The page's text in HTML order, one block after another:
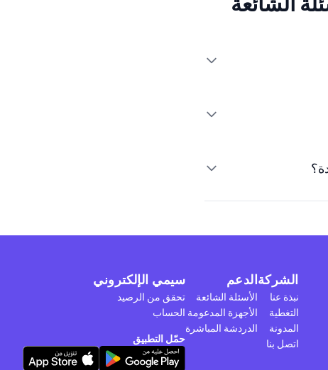
الشركة
نبذة عنا
التغطية
المدونة
اتصل بنا
الدعم
الأسئلة الشائعة
الأجهزة المدعومة
الدردشة المباشرة
سيمي الإلكتروني
تحقق من الرصيد
الحساب
حمّل التطبيق